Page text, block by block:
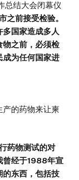
总结大会闭幕仪
之前接受检验。
国家造成多人
物之前，必须检
成为任何国家进
产的药物来让柬
药物测试的对
曾经于1988年宣
的东西，包括技